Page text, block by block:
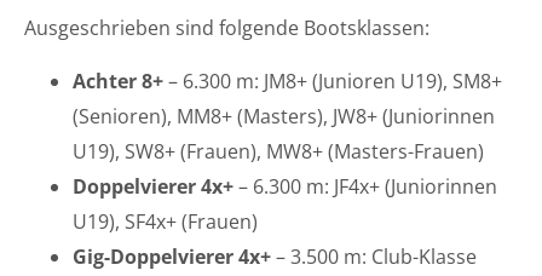
Ausgeschrieben sind folgende Bootsklassen:
Achter 8+– 6.300 m: JM8+ (Junioren U19), SM8+
(Senioren), MM8+ (Masters), JW8+ (Juniorinnen
U19), SW8+ (Frauen), MW8+ (Masters-Frauen)
Doppelvierer 4x+– 6.300 m: JF4x+ (Juniorinnen
U19), SF4x+ (Frauen)
Gig-Doppelvierer 4x+– 3.500 m: Club-Klasse